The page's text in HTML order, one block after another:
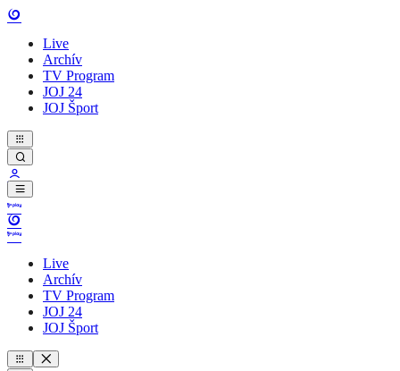
Live
Archív
TV Program
JOJ 24
JOJ Šport
Live
Archív
TV Program
JOJ 24
JOJ Šport